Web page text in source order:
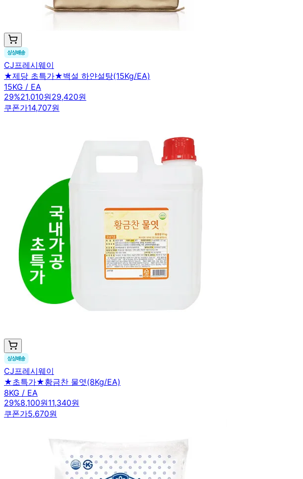
CJ프레시웨이
★제당 초특가★백설 하얀설탕(15Kg/EA)
15KG / EA
29%21,010원29,420원
쿠폰가14,707원
CJ프레시웨이
★초특가★황금찬 물엿(8Kg/EA)
8KG / EA
29%8,100원11,340원
쿠폰가5,670원